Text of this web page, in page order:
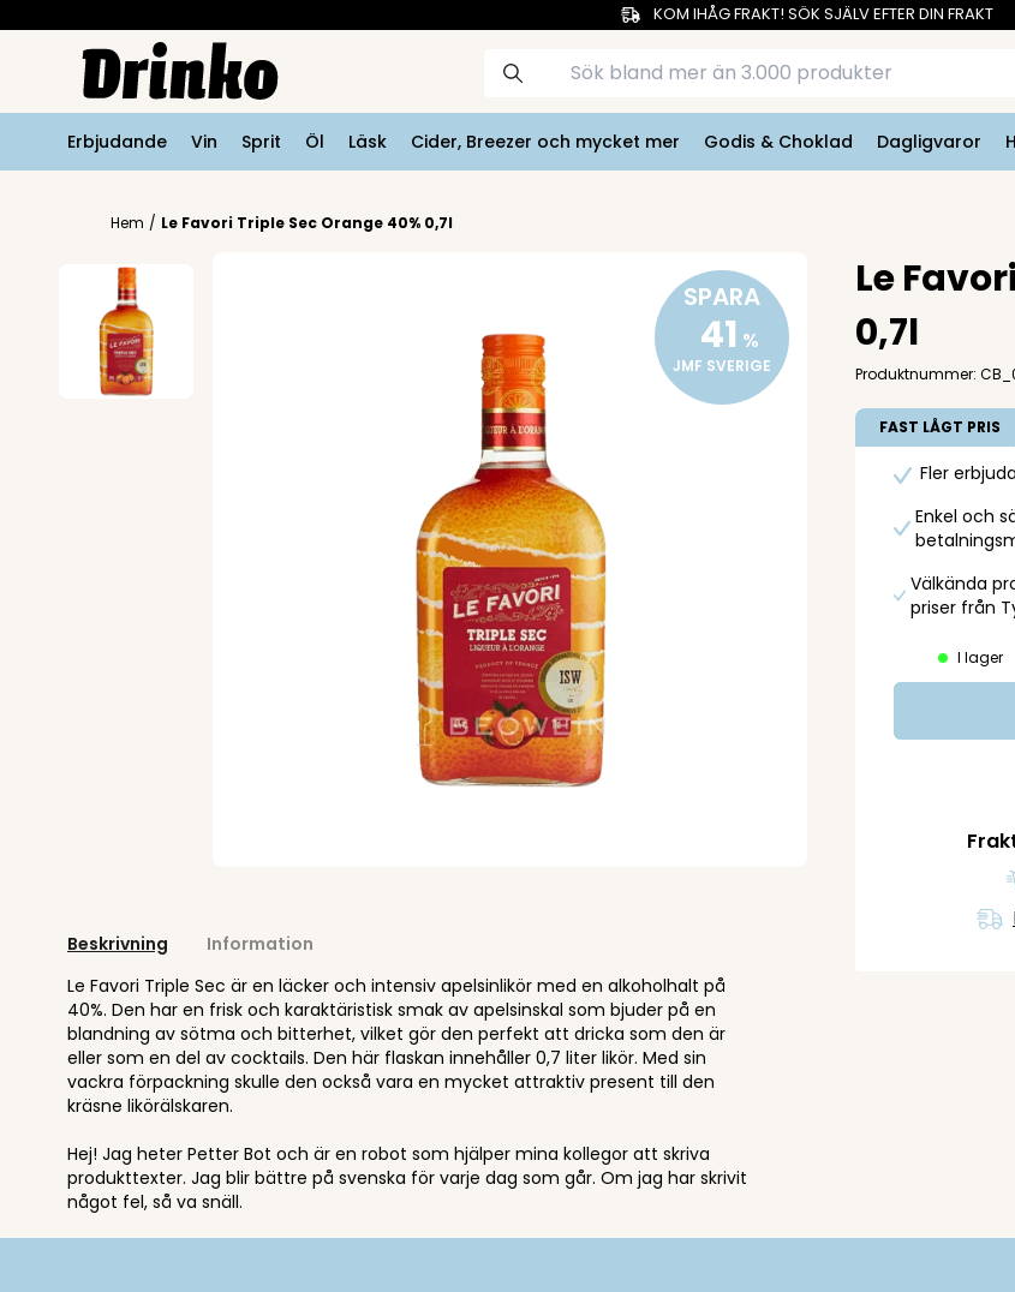
KOM IHÅG FRAKT! SÖK SJÄLV EFTER DIN FRAKT
Erbjudande Vin Sprit Öl Läsk Cider, Breezer och mycket mer Godis & Choklad Dagligvaror
Hem / Le Favori Triple Sec Orange 40% 0,7l
SPARA
41 %
JMF SVERIGE
Beskrivning
Information
Le Favori Triple Sec är en läcker och intensiv apelsinlikör med en alkoholhalt på
40%. Den har en frisk och karaktäristisk smak av apelsinskal som bjuder på en
blandning av sötma och bitterhet, vilket gör den perfekt att dricka som den är
eller som en del av cocktails. Den här flaskan innehåller 0,7 liter likör. Med sin
vackra förpackning skulle den också vara en mycket attraktiv present till den
kräsne likörälskaren.
Hej! Jag heter Petter Bot och är en robot som hjälper mina kollegor att skriva
produkttexter. Jag blir bättre på svenska för varje dag som går. Om jag har skrivit
något fel, så va snäll.
Le
0,7l
Produktnummer:
FAST LÅGT PRIS
Fler
Enkel och
Välkända
priser från
I lager